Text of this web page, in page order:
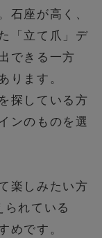
石座が高く、
「立て爪」デ
できる一方
ります。
探している方
ンのものを選
楽しみたい方
れている
めです。